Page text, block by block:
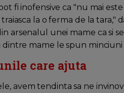
fi inofensive ca "nu mai
traiasca la o ferma de la
arsenalul unei mame ca si
dintre mame le spun
care ajuta
avem tendinta sa ne